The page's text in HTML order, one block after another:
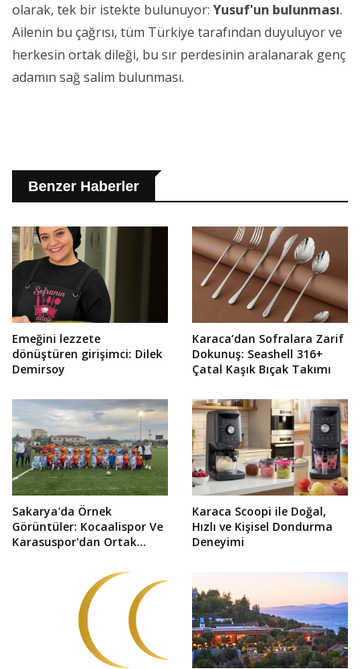
olarak, tek bir istekte bulunuyor: Yusuf'un bulunması.
Ailenin bu çağrısı, tüm Türkiye tarafından duyuluyor ve
herkesin ortak dileği, bu sır perdesinin aralanarak genç
adamın sağ salim bulunması.
Benzer Haberler
Emeğini lezzete
dönüştüren girişimci: Dilek
Demirsoy
Karaca’dan Sofralara Zarif
Dokunuş: Seashell 316+
Çatal Kaşık Bıçak Takımı
Sakarya'da Örnek
Görüntüler: Kocaalispor Ve
Karasuspor'dan Ortak
Karaca Scoopi ile Doğal,
Hızlı ve Kişisel Dondurma
Deneyimi